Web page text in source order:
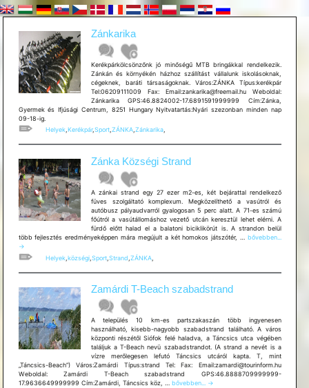
Zánkarika
Kerékpárkölcsönzőnk jó minőségű MTB bringákkal rendelkezik.
Zánkán és környékén házhoz szállítást vállalunk iskolásoknak,
cégeknek, baráti társaságoknak. Város:ZÁNKA Típus:kerékpár
Tel:06209111009 Fax: Email:zankarika@freemail.hu Weboldal:
Zánkarika GPS:46.8824002-17.6891591999999 Cím:Zánka,
Gyermek és Ifjúsági Centrum, 8251 Hungary Nyitvatartás:Nyári szezonban minden nap
09-18-ig.
Helyek,Kerékpár,Sport,ZÁNKA,Zánkarika,
Zánka Községi Strand
A zánkai strand egy 27 ezer m2-es, két bejárattal rendelkező
füves szolgáltató komplexum. Megközelíthető a vasútról és
autóbusz pályaudvarról gyalogosan 5 perc alatt. A 71-es számú
főútról a vasútállomáshoz vezető utcán keresztül lehet elérni. A
fürdő előtt halad el a balatoni biciklikörút is. A strandon belül
több fejlesztés eredményeképpen mára megújult a két homokos játszótér, … Zánka
bővebben...
→
Helyek, községi, Sport, Strand ZÁNKA,
Zamárdi T-Beach szabadstrand
A település 10 km-es partszakaszán több ingyenesen
használható, kisebb-nagyobb szabadstrand található. A város
központi részétől Siófok felé haladva, a Táncsics utca végében
találjuk a T-Beach nevü szabadstrandot. (A strand a nevét is a
vízre merőlegesen lefutó Táncsics utcáról kapta. T, mint
„Táncsics-Beach”) Város:Zamárdi Típus:strand Tel: Fax: Email:zamardi@tourinform.hu
Weboldal: Zamárdi T-Beach szabadstrand GPS:46.8888709999999-
17.9636649999999 Cím:Zamárdi, Táncsics köz, … Zamárdi
bővebben...
→